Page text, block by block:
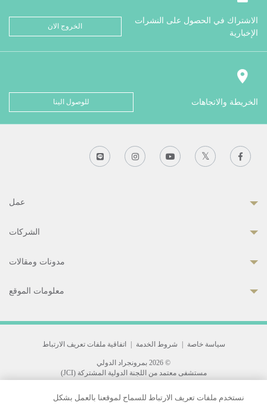
الاشتراك في الحصول على النشرات
الإخبارية
الخروج الان
الخريطة والاتجاهات للوصول الينا
عمل
الشركات
مدونات ومقالات
معلومات الموقع
سياسة خاصة شروط الخدمة اتفاقية ملفات تعريف الارتباط
© 2026 بمرونجراد الدولي
مستشفى معتمد من اللجنة الدولية المشتركة (JCI)
33 Sukhumvit 3, Wattana, Bangkok 10110 Thailand.
نستخدم ملفات تعريف الارتباط للسماح لموقعنا بالعمل بشكل